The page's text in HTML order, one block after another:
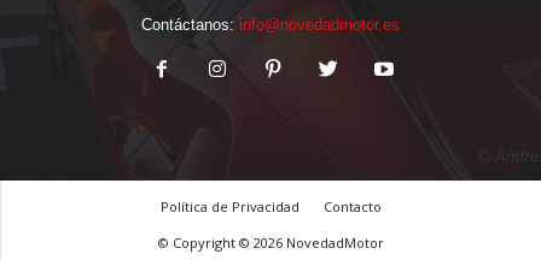
Contáctanos: info@novedadmotor.es
Política de Privacidad
Contacto
© Copyright © 2026 NovedadMotor